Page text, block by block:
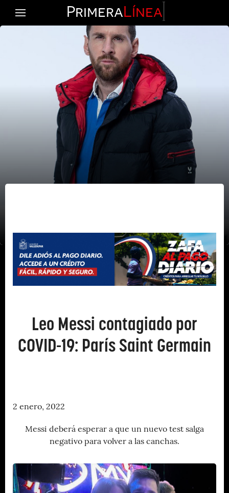
PrimeraLínea
Leo Messi contagiado por
COVID-19: París Saint Germain
2 enero, 2022
Messi deberá esperar a que un nuevo test salga
negativo para volver a las canchas.